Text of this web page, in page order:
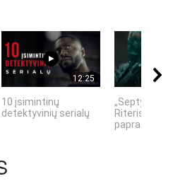
12:25
10 įsimintinų
detektyvinių serialų
„Septynių
Riteris" – kai